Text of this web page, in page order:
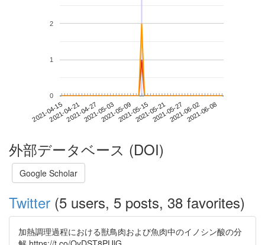
2021-04-152021-04-212021-04-272021-05-032021-05-092021-05-152021-05-212021-05-272021-06-022021-06-08
0
1
2
外部データベース (DOI)
Google Scholar
Twitter (5 users, 5 posts, 38 favorites)
加熱調理過程における獣鳥肉および魚肉中のイノシン酸の分